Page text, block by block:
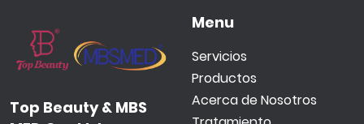
Top Beauty & MBS
Menu
Servicios
Productos
Acerca de Nosotros